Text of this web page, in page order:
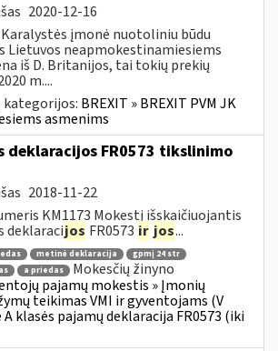
2020-12-16
įmonė nuotoliniu būdu
Lietuvos neapmokestinamiesiems
iš D. Britanijos, tai tokių prekių
m....
kategorijos: BREXIT » BREXIT PVM JK
asmenims
deklaracijos FR0573 tikslinimo
2018-11-22
KM1173 Mokestį išskaičiuojantis
deklaracijos FR0573 ir jos...
metinė deklaracija
gpmį 24 str
a priedas
Mokesčių žinyno
pajamų mokestis » Įmonių
teikimas VMI ir gyventojams (V
klasės pajamų deklaracija FR0573 (iki